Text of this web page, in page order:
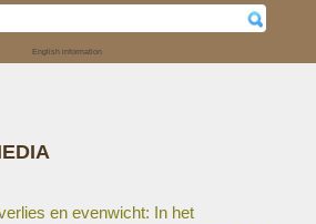
English information
en evenwicht: In het